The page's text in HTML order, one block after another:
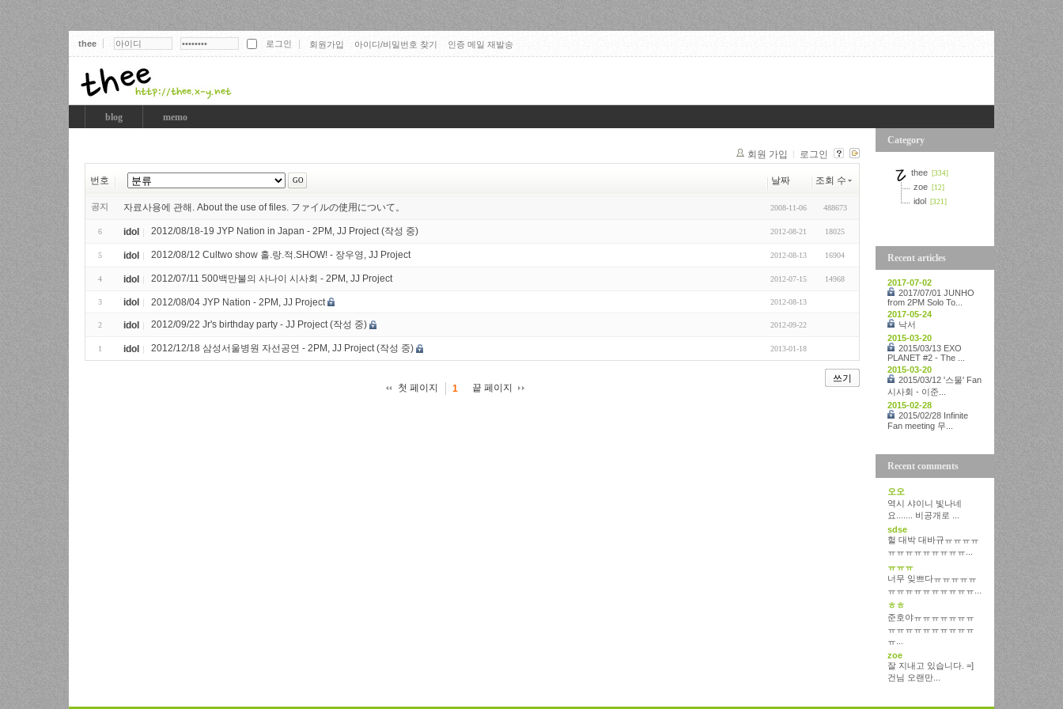
thee 회원가입 아이디/비밀번호 찾기 인증 메일 재발송
blog memo
회원 가입 로그인
번호 날짜 조회 수
공지 자료사용에 관해. About the use of files. ファイルの使用について。 2008-11-06 488673
6 idol 2012/08/18-19 JYP Nation in Japan - 2PM, JJ Project (작성 중) 2012-08-21 18025
5 idol 2012/08/12 Cultwo show 홀.랑.적.SHOW! - 장우영, JJ Project 2012-08-13 16904
4 idol 2012/07/11 500백만불의 사나이 시사회 - 2PM, JJ Project 2012-07-15 14968
3 idol 2012/08/04 JYP Nation - 2PM, JJ Project 2012-08-13
2 idol 2012/09/22 Jr's birthday party - JJ Project (작성 중) 2012-09-22
1 idol 2012/12/18 삼성서울병원 자선공연 - 2PM, JJ Project (작성 중) 2013-01-18
쓰기
첫 페이지
1 끝 페이지
Category
thee [334]
zoe [12]
idol [321]
Recent articles
2017-07-02
2017/07/01 JUNHO
from 2PM Solo To...
2017-05-24
낙서
2015-03-20
2015/03/13 EXO
PLANET #2 - The ...
2015-03-20
2015/03/12 '스물' Fan
시사회 - 이준...
2015-02-28
2015/02/28 Infinite
Fan meeting 무...
Recent comments
오오
역시 샤이니 빛나네
요....... 비공개로 ...
sdse
헐 대박 대바규ㅠㅠㅠㅠ
ㅠㅠㅠㅠㅠㅠㅠㅠㅠ...
ㅠㅠㅠ
너무 잊쁘다ㅠㅠㅠㅠㅠ
ㅠㅠㅠㅠㅠㅠㅠㅠㅠㅠ...
ㅎㅎ
준호야ㅠㅠㅠㅠㅠㅠㅠ
ㅠㅠㅠㅠㅠㅠㅠㅠㅠㅠ
ㅠ...
zoe
잘 지내고 있습니다. =]
건님 오랜만...